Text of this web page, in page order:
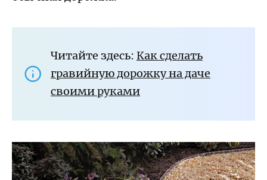
Читайте здесь: Как сделать
гравийную дорожку на даче
своими руками